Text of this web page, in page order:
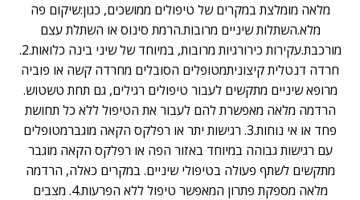
מלאה מומלצת במקרים של טיפולים ממושכים, כגון:שיקום פה
מלא.השתלות שיניים מרובות.הרמת סינוס או השתלת עצם
מורכבת.עקירות כירורגיות מרובות, במיוחד של שיני בינה כלואות.2.
חרדה דנטלית קיצוניתמטופלים הסובלים מחרדה קשה או פוביה
מרופא שיניים מתקשים לעבור טיפולים רגילים, גם תחת טשטוש.
הרדמה מלאה מאפשרת להם לעבור את הטיפול ללא כל תחושת
פחד או אי נוחות.3. רגישות יתר או רפלקס הקאה מוגברמטופלים
עם רגישות גבוהה במיוחד באזור הפה או רפלקס הקאה מוגבר
מתקשים לשתף פעולה בטיפולי שיניים. במקרים כאלה, הרדמה
מלאה מספקת פתרון המאפשר טיפול ללא הפרעות.4. מצבים